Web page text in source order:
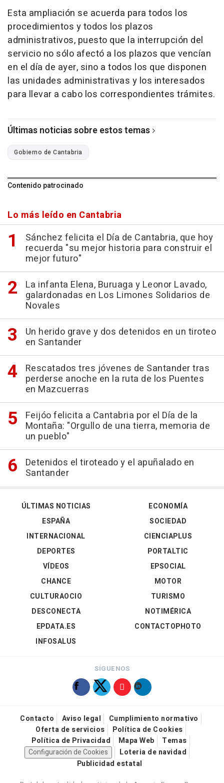
Esta ampliación se acuerda para todos los
procedimientos y todos los plazos
administrativos, puesto que la interrupción del
servicio no sólo afectó a los plazos que vencían
en el día de ayer, sino a todos los que disponen
las unidades administrativas y los interesados
para llevar a cabo los correspondientes trámites.
Últimas noticias sobre estos temas
Gobierno de Cantabria
Contenido patrocinado
Lo más leído en Cantabria
Sánchez felicita el Día de Cantabria, que hoy
recuerda "su mejor historia para construir el
mejor futuro"
La infanta Elena, Buruaga y Leonor Lavado,
galardonadas en Los Limones Solidarios de
Novales
Un herido grave y dos detenidos en un tiroteo
en Santander
Rescatados tres jóvenes de Santander tras
perderse anoche en la ruta de los Puentes
en Mazcuerras
Feijóo felicita a Cantabria por el Día de la
Montaña: "Orgullo de una tierra, memoria de
un pueblo"
Detenidos el tiroteado y el apuñalado en
Santander
ÚLTIMAS NOTICIAS
ESPAÑA
INTERNACIONAL
DEPORTES
VÍDEOS
ECONOMÍA
SOCIEDAD
CIENCIAPLUS
PORTALTIC
EPSOCIAL
CHANCE
CULTURAOCIO
DESCONECTA
EPDATA.ES
INFOSALUS
MOTOR
TURISMO
NOTIMÉRICA
CONTACTOPHOTO
SÍGUENOS
Contacto Aviso legal
Cumplimiento normativo
Oferta de servicios
Política de Cookies
Política de Privacidad
Mapa Web
Temas
Configuración de Cookies
Loteria de navidad
Publicidad estatal